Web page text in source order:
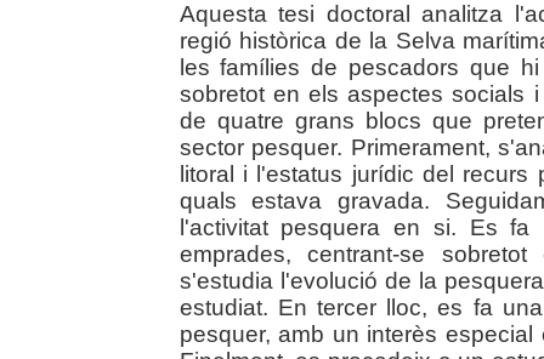
Aquesta tesi doctoral analitza
regió històrica de la Selva
les famílies de pescadors que
sobretot en els aspectes socials
de quatre grans blocs que
sector pesquer. Primerament,
litoral i l'estatus jurídic del
quals estava gravada.
l'activitat pesquera en si. Es
emprades, centrant-se
s'estudia l'evolució de la
estudiat. En tercer lloc, es fa
pesquer, amb un interès